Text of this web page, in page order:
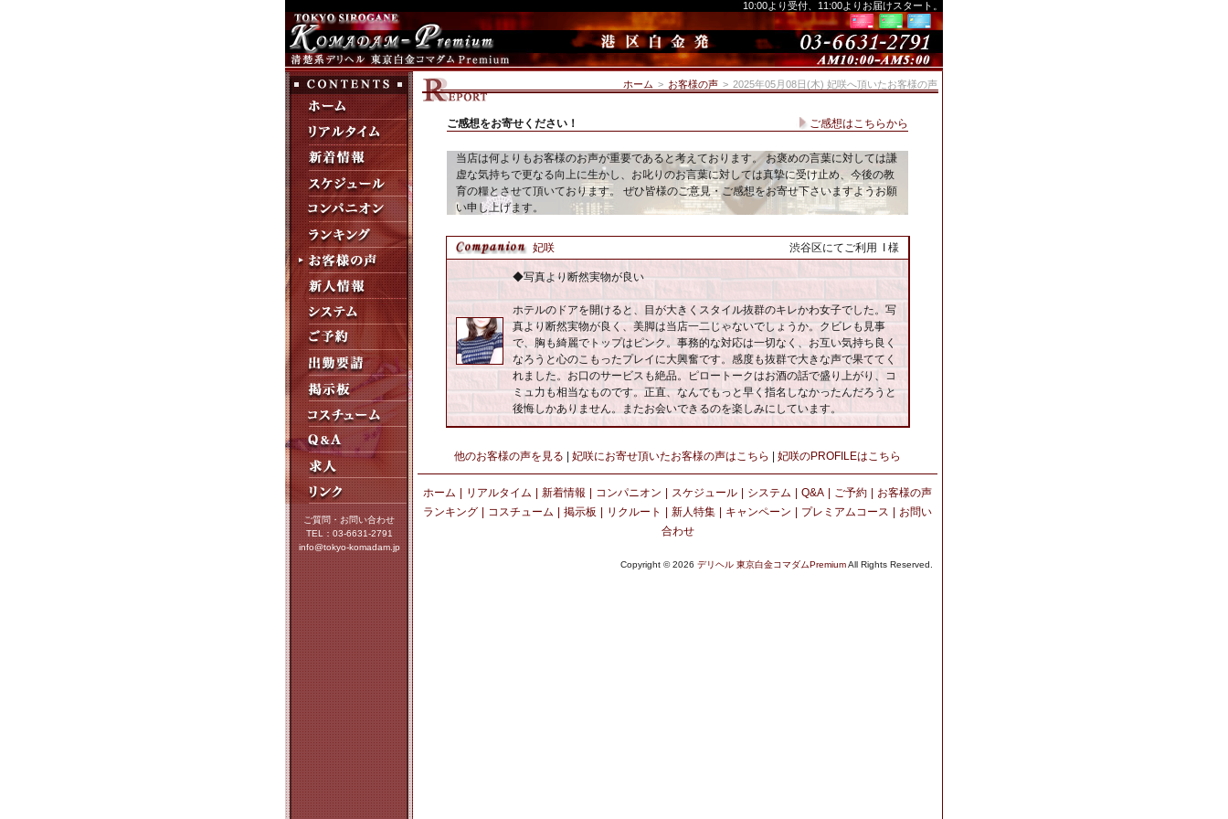
10:00より受付、11:00よりお届けスタート。
ホーム > お客様の声 > 2025年05月08日(木) 妃咲へ頂いたお客様の声
ご感想をお寄せください！ ご感想はこちらから
当店は何よりもお客様のお声が重要であると考えております。 お褒めの言葉に対しては謙
虚な気持ちで更なる向上に生かし、お叱りのお言葉に対しては真摯に受け止め、今後の教
育の糧とさせて頂いております。 ぜひ皆様のご意見・ご感想をお寄せ下さいますようお願
い申し上げます。
妃咲 渋谷区にてご利用 I 様
◆写真より断然実物が良い
ホテルのドアを開けると、目が大きくスタイル抜群のキレかわ女子でした。写
真より断然実物が良く、美脚は当店一二じゃないでしょうか。クビレも見事
で、胸も綺麗でトップはピンク。事務的な対応は一切なく、お互い気持ち良く
なろうと心のこもったプレイに大興奮です。感度も抜群で大きな声で果ててく
れました。お口のサービスも絶品。ピロートークはお酒の話で盛り上がり、コ
ミュ力も相当なものです。正直、なんでもっと早く指名しなかったんだろうと
後悔しかありません。またお会いできるのを楽しみにしています。
他のお客様の声を見る 妃咲にお寄せ頂いたお客様の声はこちら 妃咲のPROFILEはこちら
ホーム リアルタイム 新着情報 コンパニオン スケジュール システム Q&A ご予約
お客様の声
ランキング
コスチューム 掲示板 リクルート 新人特集 キャンペーン プレミアムコース
お問い
合わせ
Copyright © 2026 デリヘル 東京白金コマダムPremiumAll Rights Reserved.
ご質問・お問い合わせ
TEL：03-6631-2791
info@tokyo-komadam.jp